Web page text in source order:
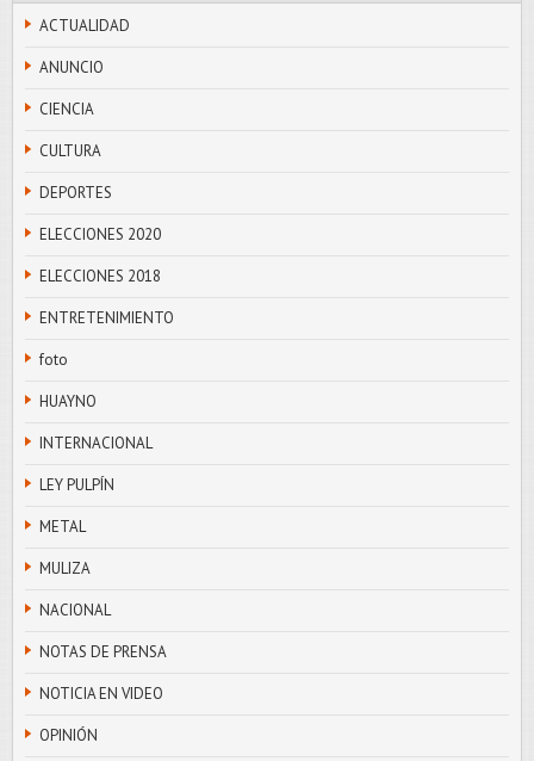
ACTUALIDAD
ANUNCIO
CIENCIA
CULTURA
DEPORTES
ELECCIONES 2020
ELECCIONES 2018
ENTRETENIMIENTO
foto
HUAYNO
INTERNACIONAL
LEY PULPÍN
METAL
MULIZA
NACIONAL
NOTAS DE PRENSA
NOTICIA EN VIDEO
OPINIÓN